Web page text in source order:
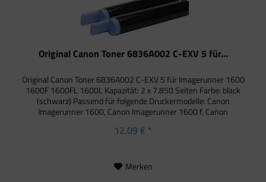
Original Canon Toner 6836A002 C-EXV 5 für...
Original Canon Toner 6836A002 C-EXV 5 für Imagerunner 1600
1600F 1600FL 1600L Kapazität: 2 x 7.850 Seiten Farbe: black
(schwarz) Passend für folgende Druckermodelle: Canon
Imagerunner 1600, Canon Imagerunner 1600 f, Canon
12,09 € *
Merken